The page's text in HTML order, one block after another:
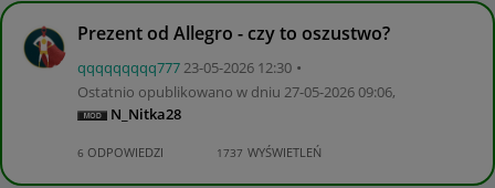
Prezent od Allegro - czy to oszustwo?
qqqqqqqqq777‎23-05-2026 12:30
Ostatnio opublikowano w dniu ‎27-05-202609:06,
N_Nitka28
6 ODPOWIEDZI 1737 WYŚWIETLEŃ